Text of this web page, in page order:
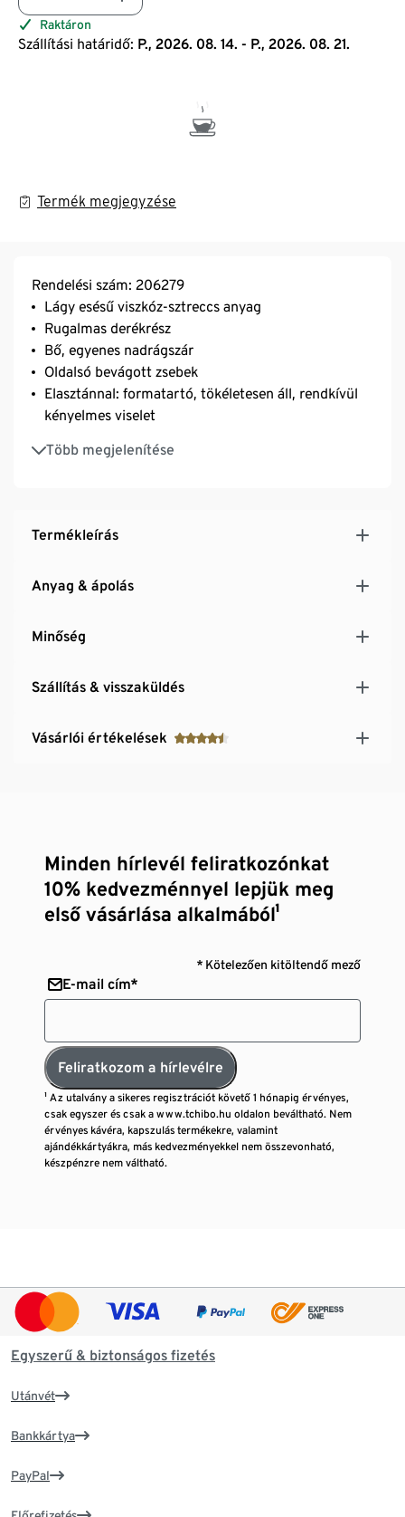
Raktáron
Szállítási határidő: P., 2026. 08. 14. - P., 2026. 08. 21.
Termék megjegyzése
Rendelési szám: 206279
Lágy esésű viszkóz-sztreccs anyag
Rugalmas derékrész
Bő, egyenes nadrágszár
Oldalsó bevágott zsebek
Elasztánnal: formatartó, tökéletesen áll, rendkívül
kényelmes viselet
Több megjelenítése
Nyárias nyomott minta
Termékleírás
Anyag & ápolás
Minőség
Szállítás & visszaküldés
Vásárlói értékelések
Minden hírlevél feliratkozónkat
10% kedvezménnyel lepjük meg
első vásárlása alkalmából¹
* Kötelezően kitöltendő mező
E-mail cím*
Feliratkozom a hírlevélre
¹ Az utalvány a sikeres regisztrációt követő 1 hónapig érvényes,
csak egyszer és csak a www.tchibo.hu oldalon beváltható. Nem
érvényes kávéra, kapszulás termékekre, valamint
ajándékkártyákra, más kedvezményekkel nem összevonható,
készpénzre nem váltható.
Egyszerű & biztonságos fizetés
Utánvét
Bankkártya
PayPal